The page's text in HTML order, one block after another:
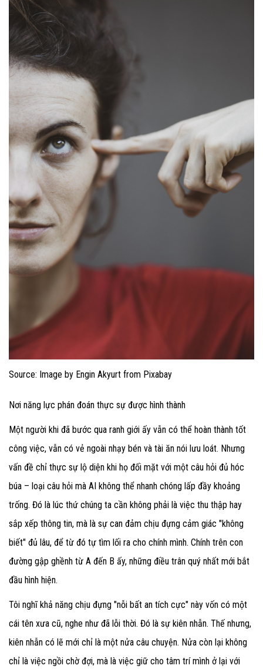
Source: Image by Engin Akyurt from Pixabay
Nơi năng lực phán đoán thực sự được hình thành
Một người khi đã bước qua ranh giới ấy vẫn có thể hoàn thành tốt
công việc, vẫn có vẻ ngoài nhạy bén và tài ăn nói lưu loát. Nhưng
vấn đề chỉ thực sự lộ diện khi họ đối mặt với một câu hỏi đủ hóc
búa – loại câu hỏi mà AI không thể nhanh chóng lấp đầy khoảng
trống. Đó là lúc thứ chúng ta cần không phải là việc thu thập hay
sắp xếp thông tin, mà là sự can đảm chịu đựng cảm giác "không
biết" đủ lâu, để từ đó tự tìm lối ra cho chính mình. Chính trên con
đường gập ghềnh từ A đến B ấy, những điều trân quý nhất mới bắt
đầu hình hiện.
Tôi nghĩ khả năng chịu đựng "nỗi bất an tích cực" này vốn có một
cái tên xưa cũ, nghe như đã lỗi thời. Đó là sự kiên nhẫn. Thế nhưng,
kiên nhẫn có lẽ mới chỉ là một nửa câu chuyện. Nửa còn lại không
chỉ là việc ngồi chờ đợi, mà là việc giữ cho tâm trí mình ở lại với